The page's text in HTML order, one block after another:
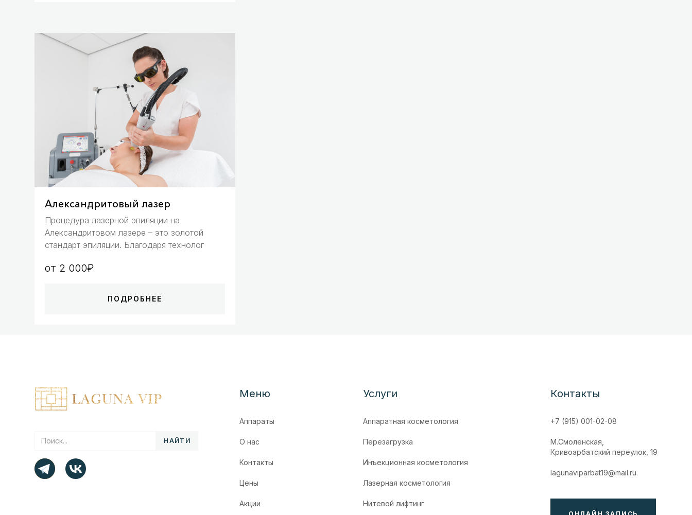
Александритовый лазер
Процедура лазерной эпиляции на
Александритовом лазере – это золотой
стандарт эпиляции. Благодаря технолог
от 2 000₽
ПОДРОБНЕЕ
Меню
Аппараты
О нас
Контакты
Цены
Акции
Услуги
Аппаратная косметология
Перезагрузка
Инъекционная косметология
Лазерная косметология
Нитевой лифтинг
Контакты
+7 (915) 001-02-08
М.Смоленская,
Кривоарбатский переулок, 19
lagunaviparbat19@mail.ru